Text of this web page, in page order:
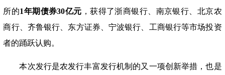
所的1年期债券30亿元 ，获得了浙商银行、南京银行、北京农
商行、齐鲁银行、东方证券、宁波银行、工商银行等市场投资
者的踊跃认购。
本次发行是农发行丰富发行机制的又一项创新举措，也是